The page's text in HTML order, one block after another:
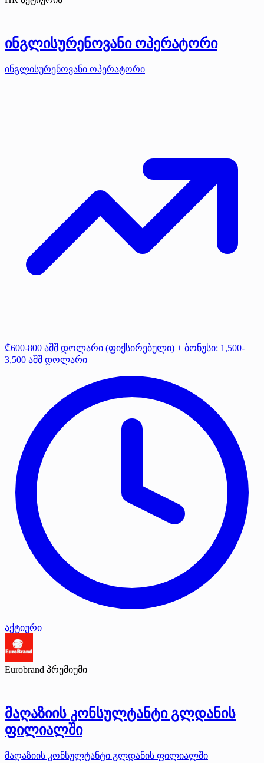
ინგლისურენოვანი ოპერატორი
ინგლისურენოვანი ოპერატორი
₾600-800 აშშ დოლარი (ფიქსირებული) + ბონუსი: 1,500-
3,500 აშშ დოლარი
აქტიური
Eurobrand პრემიუმი
მაღაზიის კონსულტანტი გლდანის
ფილიალში
მაღაზიის კონსულტანტი გლდანის ფილიალში